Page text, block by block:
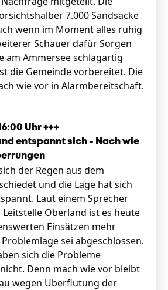
7.000 Sandsäcke
wenn im Moment alles ruhig
Schauer dafür Sorgen
am Ammersee schlagartig
die Gemeinde vorbereitet. Die
wie vor in Alarmbereitschaft.
Uhr +++
entspannt sich - Nach wie
der Regen aus dem
und die Lage hat sich
Laut einem Sprecher
Oberland ist es heute
Einsätzen mehr
sei abgeschlossen.
sich die Probleme
Denn mach wie vor bleibt
wegen Überflutung der